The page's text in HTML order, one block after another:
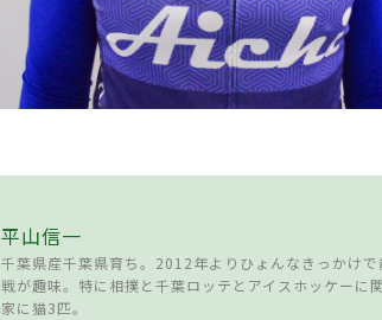
平山信一
千葉県産千葉県育ち。2012年よりひょんなきっかけ
戦が趣味。特に相撲と千葉ロッテとアイスホッケーに
家に猫3匹。